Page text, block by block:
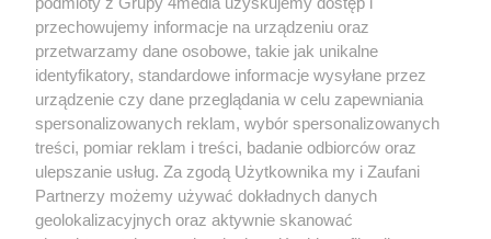
Redakcja Reklama Prywatność
przechowujemy informacje na urządzeniu oraz
przetwarzamy dane osobowe, takie jak unikalne
identyfikatory, standardowe informacje wysyłane przez
urządzenie czy dane przeglądania w celu zapewniania
spersonalizowanych reklam, wybór spersonalizowanych
treści, pomiar reklam i treści, badanie odbiorców oraz
ulepszanie usług. Za zgodą Użytkownika my i Zaufani
Partnerzy możemy używać dokładnych danych
geolokalizacyjnych oraz aktywnie skanować